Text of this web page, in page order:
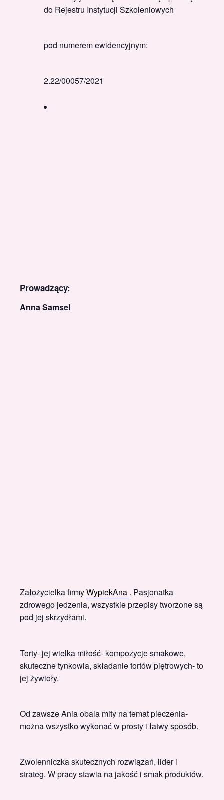
do Rejestru Instytucji Szkoleniowych
pod numerem ewidencyjnym:
2.22/00057/2021
Prowadzący:
Anna Samsel
Założycielka firmyWypiekAna . Pasjonatka
zdrowego jedzenia, wszystkie przepisy tworzone są
pod jej skrzydłami.
Torty- jej wielka miłość- kompozycje smakowe,
skuteczne tynkowia, składanie tortów piętrowych- to
jej żywioły.
Od zawsze Ania obala mity na temat pieczenia-
można wszystko wykonać w prosty i łatwy sposób.
Zwolenniczka skutecznych rozwiązań, lider i
strateg. W pracy stawia na jakość i smak produktów.